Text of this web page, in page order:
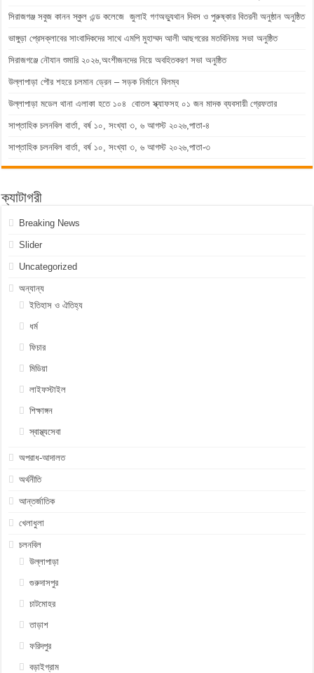
সিরাজগঞ্জ সবুজ কানন স্কুল এন্ড কলেজে জুলাই গণঅভ্যুথান দিবস ও পুরুষ্কার বিতরনী অনুষ্ঠান অনুষ্ঠিত
ভাঙ্গুড়া প্রেসক্লাবের সাংবাদিকদের সাথে এমপি মুহাম্মদ আলী আছগরের মতবিনিময় সভা অনুষ্ঠিত
সিরাজগঞ্জে নৌযান শুমারি ২০২৬,অংশীজনদের নিয়ে অবহিতকরণ সভা অনুষ্ঠিত
উল্লাপাড়া পৌর শহরে চলমান ড্রেন – সড়ক নির্মানে বিলম্ব
উল্লাপাড়া মডেল থানা এলাকা হতে ১০৪ বোতল স্ক্যাফসহ ০১ জন মাদক ব্যবসায়ী গ্রেফতার
সাপ্তাহিক চলনবিল বার্তা, বর্ষ ১০, সংখ্যা ৩, ৬ আগস্ট ২০২৬,পাতা-৪
সাপ্তাহিক চলনবিল বার্তা, বর্ষ ১০, সংখ্যা ৩, ৬ আগস্ট ২০২৬,পাতা-৩
ক্যাটাগরী
Breaking News
Slider
Uncategorized
অন্যান্য
ইতিহাস ও ঐতিহ্য
ধর্ম
ফিচার
মিডিয়া
লাইফস্টাইল
শিক্ষাঙ্গন
স্বাস্থ্যসেবা
অপরাধ-আদালত
অর্থনীতি
আন্তর্জাতিক
খেলাধুলা
চলনবিল
উল্লাপাড়া
গুরুদাসপুর
চাটমোহর
তাড়াশ
ফরিদপুর
বড়াইগ্রাম